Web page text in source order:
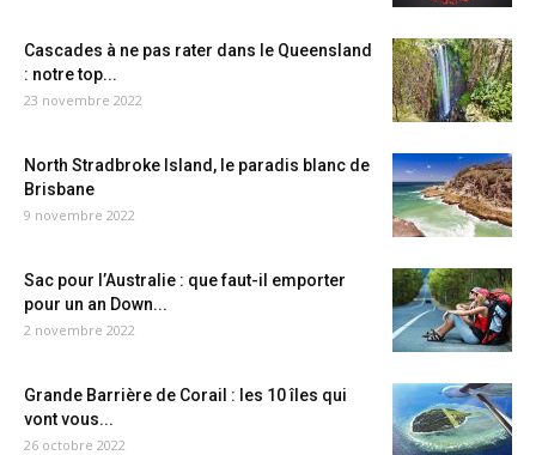
Cascades à ne pas rater dans le Queensland
: notre top...
23 novembre 2022
North Stradbroke Island, le paradis blanc de
Brisbane
9 novembre 2022
Sac pour l’Australie : que faut-il emporter
pour un an Down...
2 novembre 2022
Grande Barrière de Corail : les 10 îles qui
vont vous...
26 octobre 2022